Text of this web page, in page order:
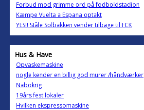
Forbud mod grimme ord på fodboldstadion
Kæmpe Vuelta a Espana optakt
YES!! Ståle Solbakken vender tilbage til FCK
Hus & Have
Opvaskemaskine
nogle kender en billig god murer /håndværker
Nabokrig
19års fest lokaler
Hvilken ekspressomaskine